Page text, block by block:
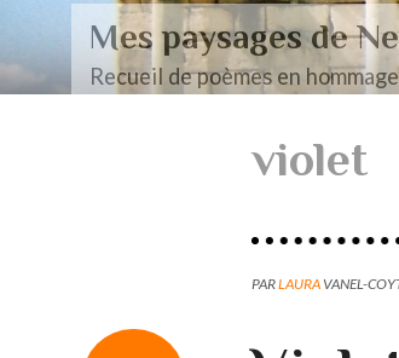
Des
Mon mémoire de
violet
PARLAURA VANEL-